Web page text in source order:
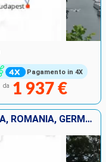
Pagamento in 4X
da 1 937 €
AUSTRIA, UNGHERIA, SLOVACCHIA, ROMANIA, GERMANIA